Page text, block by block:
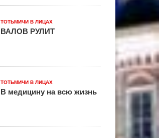
ТОТЬМИЧИ В ЛИЦАХ
ВАЛОВ РУЛИТ
ТОТЬМИЧИ В ЛИЦАХ
В медицину на всю жизнь